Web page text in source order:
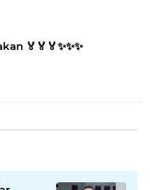
🏅🏅🏅✨️✨️✨️